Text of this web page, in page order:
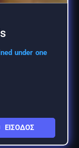
under one
ΕΙΣΟΔΟΣ